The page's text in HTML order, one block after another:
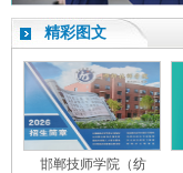
精彩图文
邯郸技师学院（纺